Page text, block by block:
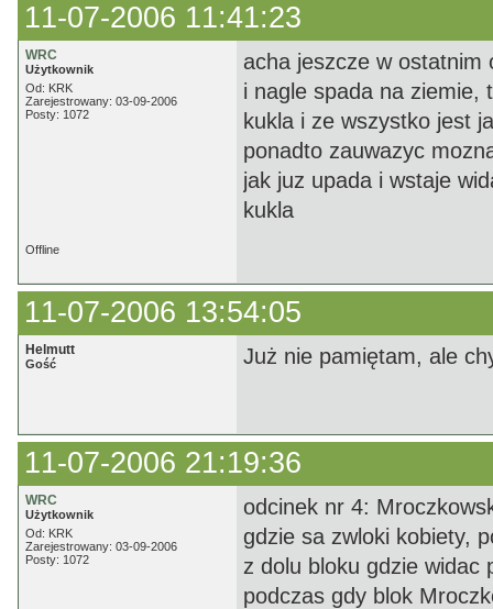
11-07-2006 11:41:23
WRC
Użytkownik
Od: KRK
Zarejestrowany: 03-09-2006
Posty: 1072
acha jeszcze w ostatnim
i nagle spada na ziemie,
kukla i ze wszystko jest
ponadto zauwazyc
jak juz upada i wstaje
kukla
Offline
11-07-2006 13:54:05
Helmutt
Gość Już nie pamiętam, ale
11-07-2006 21:19:36
WRC
Użytkownik
Od: KRK
Zarejestrowany: 03-09-2006
Posty: 1072
odcinek nr 4:
gdzie sa zwloki kobiety,
z dolu bloku gdzie widac
podczas gdy blok